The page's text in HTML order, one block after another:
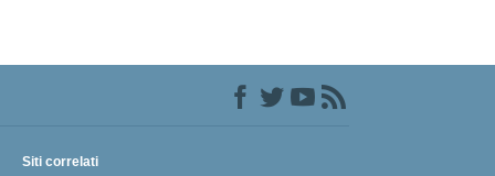
Siti correlati